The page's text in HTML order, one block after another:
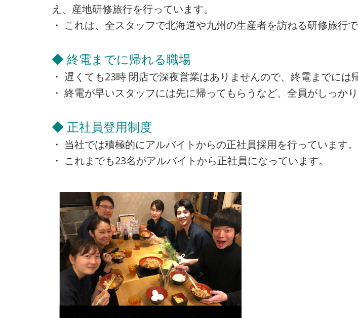
え、産地研修旅行を行っています。
・ これは、全スタッフで北海道や九州の生産者を訪ねる研修旅行で
◆ 終電までに帰れる職場
・ 遅くても23時 閉店で深夜営業はありませんので、終電までには
・ 終電が早いスタッフには先に帰ってもらうなど、全員がしっか
◆ 正社員登用制度
・ 当社では積極的にアルバイトからの正社員採用を行っています。
・ これまでも23名がアルバイトから正社員になっています。